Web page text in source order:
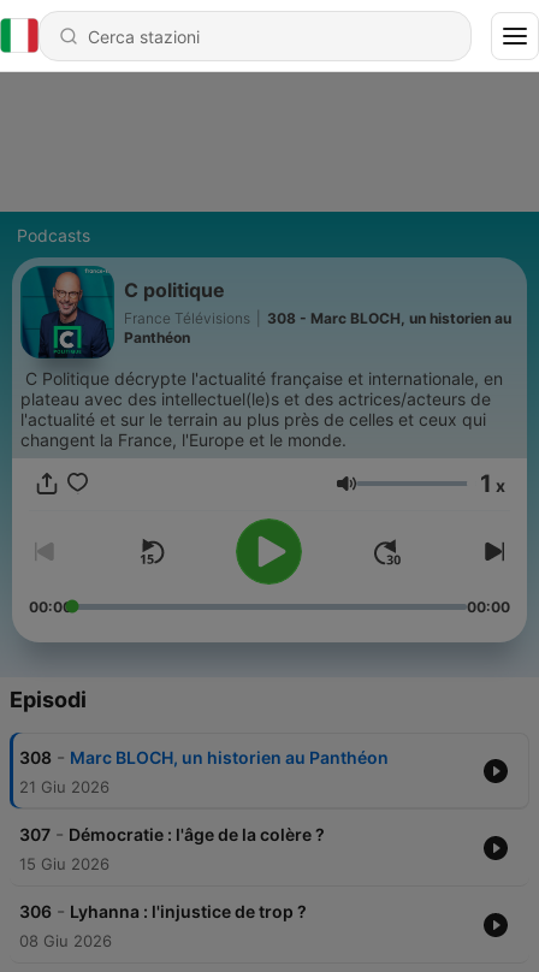
Podcasts
C politique
France Télévisions
308 - Marc BLOCH, un historien au
Panthéon
C Politique décrypte l'actualité française et internationale, en
plateau avec des intellectuel(le)s et des actrices/acteurs de
l'actualité et sur le terrain au plus près de celles et ceux qui
changent la France, l'Europe et le monde.
Volume 1 x
00:00 00:00
Episodi
308 - Marc BLOCH, un historien au Panthéon
21 Giu 2026
307 - Démocratie : l'âge de la colère ?
15 Giu 2026
306 - Lyhanna : l'injustice de trop ?
08 Giu 2026